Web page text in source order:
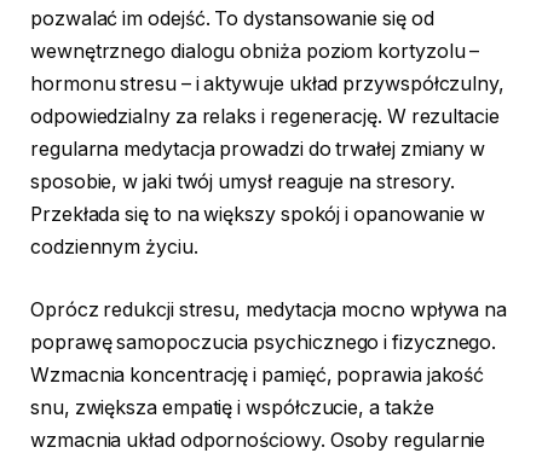
pozwalać im odejść. To dystansowanie się od
wewnętrznego dialogu obniża poziom kortyzolu –
hormonu stresu – i aktywuje układ przywspółczulny,
odpowiedzialny za relaks i regenerację. W rezultacie
regularna medytacja prowadzi do trwałej zmiany w
sposobie, w jaki twój umysł reaguje na stresory.
Przekłada się to na większy spokój i opanowanie w
codziennym życiu.
Oprócz redukcji stresu, medytacja mocno wpływa na
poprawę samopoczucia psychicznego i fizycznego.
Wzmacnia koncentrację i pamięć, poprawia jakość
snu, zwiększa empatię i współczucie, a także
wzmacnia układ odpornościowy. Osoby regularnie